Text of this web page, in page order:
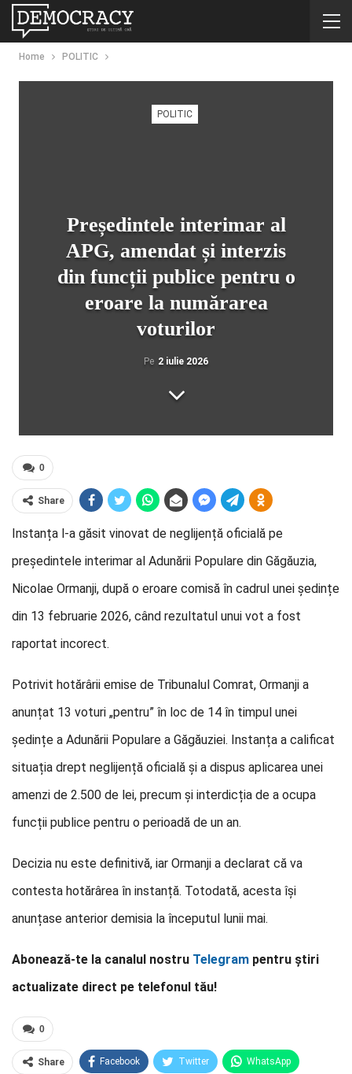
Home POLITIC
POLITIC
Președintele interimar al
APG, amendat și interzis
din funcții publice pentru o
eroare la numărarea
voturilor
Pe 2 iulie 2026
0
Share
Instanța l-a găsit vinovat de neglijență oficială pe
președintele interimar al Adunării Populare din Găgăuzia,
Nicolae Ormanji, după o eroare comisă în cadrul unei ședințe
din 13 februarie 2026, când rezultatul unui vot a fost
raportat incorect.
Potrivit hotărârii emise de Tribunalul Comrat, Ormanji a
anunțat 13 voturi „pentru” în loc de 14 în timpul unei
ședințe a Adunării Populare a Găgăuziei. Instanța a calificat
situația drept neglijență oficială și a dispus aplicarea unei
amenzi de 2.500 de lei, precum și interdicția de a ocupa
funcții publice pentru o perioadă de un an.
Decizia nu este definitivă, iar Ormanji a declarat că va
contesta hotărârea în instanță. Totodată, acesta își
anunțase anterior demisia la începutul lunii mai.
Abonează-te la canalul nostru Telegram pentru știri
actualizate direct pe telefonul tău!
0
Share Facebook Twitter WhatsApp